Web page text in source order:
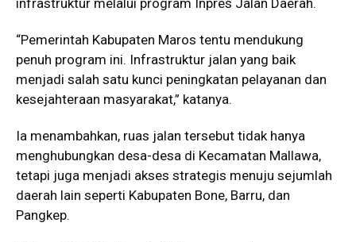
“Pemerintah Kabupaten Maros tentu mendukung
penuh program ini. Infrastruktur jalan yang baik
menjadi salah satu kunci peningkatan pelayanan dan
kesejahteraan masyarakat,” katanya.
Ia menambahkan, ruas jalan tersebut tidak hanya
menghubungkan desa-desa di Kecamatan Mallawa,
tetapi juga menjadi akses strategis menuju sejumlah
daerah lain seperti Kabupaten Bone, Barru, dan
Pangkep.